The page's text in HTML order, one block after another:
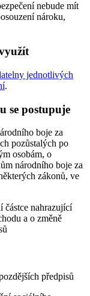
nebude mít
nároku,
jednotlivých
.
se postupuje
boje za
pozůstalých po
osobám, o
národního boje za
zákonů, ve
částce nahrazující
a o změně
předpisů